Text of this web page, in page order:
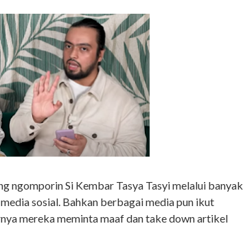
ngomporin Si Kembar Tasya Tasyi melalui banyak
sosial. Bahkan berbagai media pun ikut
mereka meminta maaf dan take down artikel